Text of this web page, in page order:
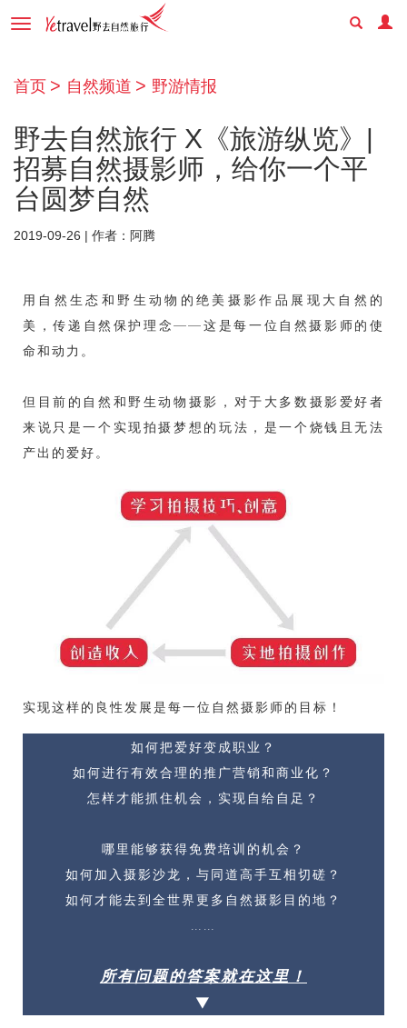
Toggle
首页 自然频道 野游情报
野去自然旅行 X《旅游纵览》|
招募自然摄影师，给你一个平
台圆梦自然
2019-09-26 | 作者：阿腾
用自然生态和野生动物的绝美摄影作品展现大自然的
美，传递自然保护理念——这是每一位自然摄影师的使
命和动力。
但目前的自然和野生动物摄影，对于大多数摄影爱好者
来说只是一个实现拍摄梦想的玩法，是一个烧钱且无法
产出的爱好。
实现这样的良性发展是每一位自然摄影师的目标！
如何把爱好变成职业？
如何进行有效合理的推广营销和商业化？
怎样才能抓住机会，实现自给自足？
哪里能够获得免费培训的机会？
如何加入摄影沙龙，与同道高手互相切磋？
如何才能去到全世界更多自然摄影目的地？
所有问题的答案就在这里！
▼